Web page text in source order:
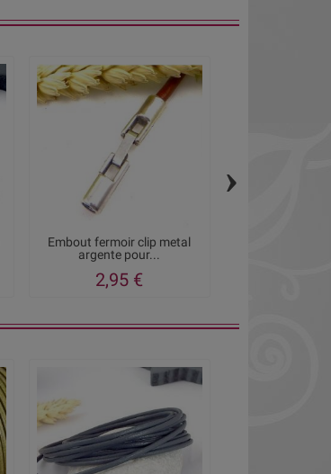
Embout fermoir clip metal
argente pour...
2,95 €
›